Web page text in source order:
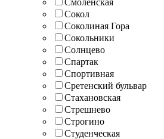
Сокол
Соколиная Гора
Сокольники
Солнцево
Спартак
Спортивная
Сретенский бульвар
Стахановская
Стрешнево
Строгино
Студенческая